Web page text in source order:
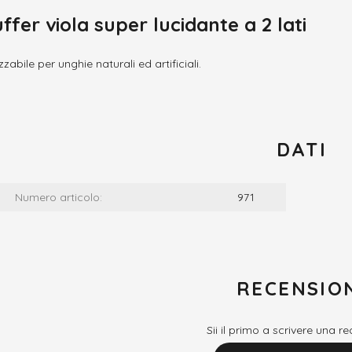
viola super lucidante a 2 lati
per unghie naturali ed artificiali.
DATI
Numero articolo: 971
Sii il primo a scrivere una